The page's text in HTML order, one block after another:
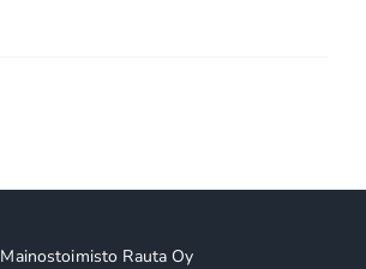
Mainostoimisto Rauta Oy